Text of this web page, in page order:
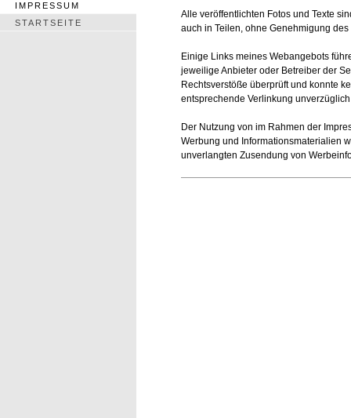
IMPRESSUM
STARTSEITE
Alle veröffentlichten Fotos und Texte
auch in Teilen, ohne Genehmigung
Einige Links meines Webangebots
jeweilige Anbieter oder Betreiber der
Rechtsverstöße überprüft und konnte
entsprechende Verlinkung
Der Nutzung von im Rahmen der
Werbung und Informationsmaterialien
unverlangten Zusendung von